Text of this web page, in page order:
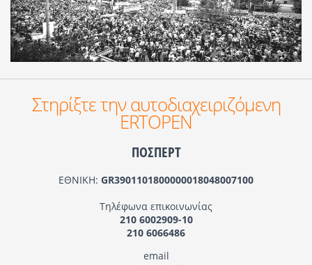
Στηρίξτε την αυτοδιαχειριζόμενη
ERTOPEN
ΠΟΣΠΕΡΤ
ΕΘΝΙΚΗ: GR3901101800000018048007100
Τηλέφωνα επικοινωνίας
210 6002909-10
210 6066486
email